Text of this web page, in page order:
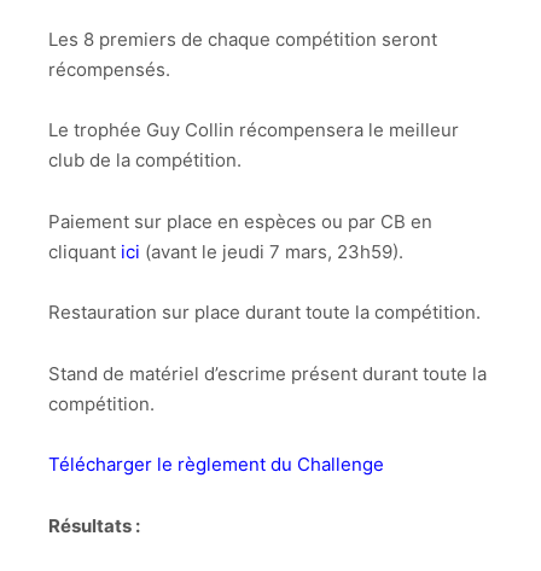
Les 8 premiers de chaque compétition seront
récompensés.
Le trophée Guy Collin récompensera le meilleur
club de la compétition.
Paiement sur place en espèces ou par CB en
cliquant ici (avant le jeudi 7 mars, 23h59).
Restauration sur place durant toute la compétition.
Stand de matériel d’escrime présent durant toute la
compétition.
Télécharger le règlement du Challenge
Résultats :